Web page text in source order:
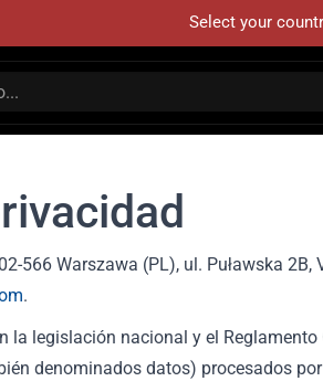
Select your
566 Warszawa (PL), ul. Puławska
.
la legislación nacional y el
denominados datos) procesados